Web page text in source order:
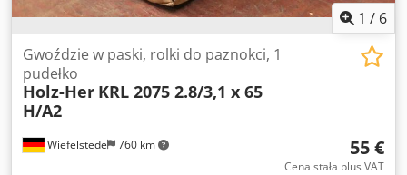
1 / 6
Wiefelstede 760 km
Gwoździe w paski, rolki do paznokci, 1
pudełko
Holz-Her KRL 2075 2.8/3,1 x 65
H/A2
55 €
Cena stała plus VAT